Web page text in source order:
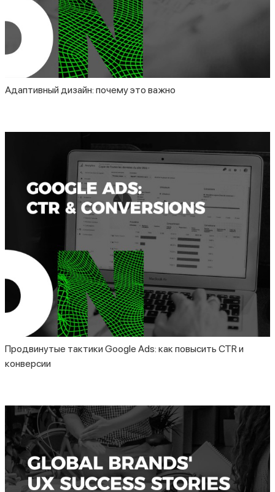
Адаптивный дизайн: почему это важно
Продвинутые тактики Google Ads: как повысить CTR и
конверсии